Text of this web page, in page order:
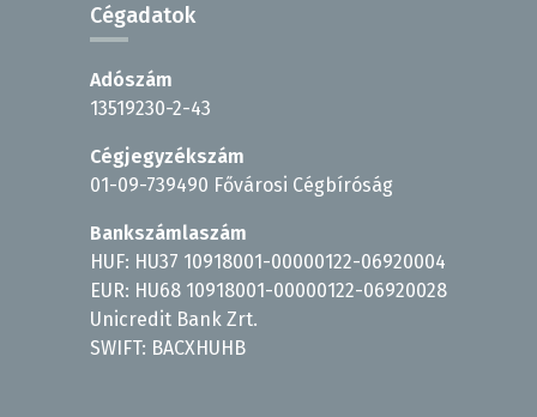
Cégadatok
Adószám
13519230-2-43
Cégjegyzékszám
01-09-739490 Fővárosi Cégbíróság
Bankszámlaszám
HUF: HU37 10918001-00000122-06920004
EUR: HU68 10918001-00000122-06920028
Unicredit Bank Zrt.
SWIFT: BACXHUHB